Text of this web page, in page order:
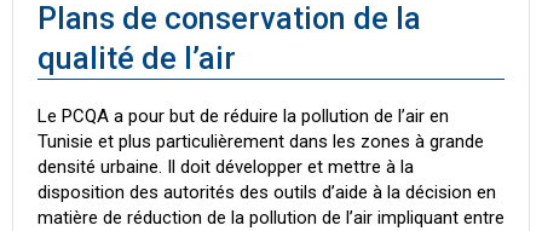
Plans de conservation de la
qualité de l’air
Le PCQA a pour but de réduire la pollution de l’air en
Tunisie et plus particulièrement dans les zones à grande
densité urbaine. Il doit développer et mettre à la
disposition des autorités des outils d’aide à la décision en
matière de réduction de la pollution de l’air impliquant entre